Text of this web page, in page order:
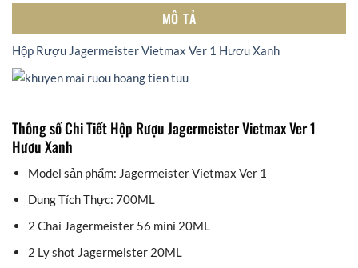
MÔ TẢ
Hộp Rượu Jagermeister Vietmax Ver 1 Hươu Xanh
Thông số Chi Tiết Hộp Rượu Jagermeister Vietmax Ver 1
Hươu Xanh
Model sản phẩm: Jagermeister Vietmax Ver 1
Dung Tích Thực: 700ML
2 Chai Jagermeister 56 mini 20ML
2 Ly shot Jagermeister 20ML